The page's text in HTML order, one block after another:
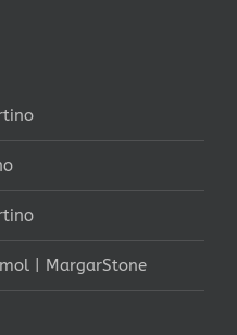
| MargarStone